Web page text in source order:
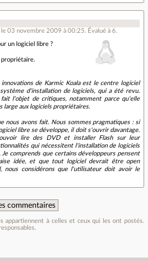
le 03 novembre 2009 à 00:25. Évalué à 6.
un logiciel libre ?
innovations de Karmic Koala est le centre logiciel
d'installation de logiciels, qui a été revu.
l'objet de critiques, notamment parce qu'elle
large aux logiciels propriétaires.
nous avons fait. Nous sommes pragmatiques : si
libre se développe, il doit s'ouvrir davantage.
lire des DVD et installer Flash sur leur
qui nécessitent l'installation de logiciels
comprends que certains développeurs pensent
idée, et que tout logiciel devrait être open
nous considérons que l'utilisateur doit avoir le
commentaires
appartiennent à celles et ceux qui les ont postés.